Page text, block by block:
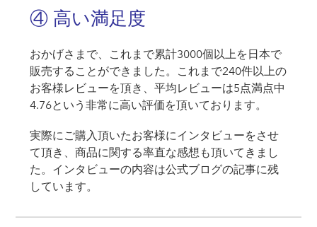
④ 高い満足度
おかげさまで、これまで累計3000個以上を日本で
販売することができました。これまで240件以上の
お客様レビューを頂き、平均レビューは5点満点中
4.76という非常に高い評価を頂いております。
実際にご購入頂いたお客様にインタビューをさせ
て頂き、商品に関する率直な感想も頂いてきまし
た。インタビューの内容は公式ブログの記事に残
しています。